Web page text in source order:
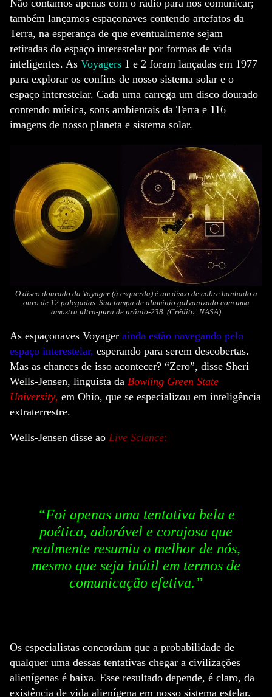
Não contamos apenas com o rádio para nos comunicar;
também lançamos espaçonaves contendo artefatos da
Terra, na esperança de que eventualmente sejam
retiradas do espaço interestelar por formas de vida
inteligentes. As Voyagers 1 e 2 foram lançadas em 1977
para explorar os confins de nosso sistema solar e o
espaço interestelar. Cada uma carrega um disco dourado
contendo música, sons ambientais da Terra e 116
imagens de nosso planeta e sistema solar.
O disco dourado da Voyager (à esquerda) é um disco de cobre banhado a
ouro de 12 polegadas. Sua tampa de alumínio galvanizado com uma
amostra ultra-pura de urânio-238. (Crédito: NASA)
As espaçonaves Voyager ainda estão navegando pelo
espaço interestelar, esperando para serem descobertas.
Mas as chances de isso acontecer? “Zero”, disse Sheri
Wells-Jensen, linguista da Bowling Green State
University, em Ohio, que se especializou em inteligência
extraterrestre.
Wells-Jensen disse ao Live Science:
“Foi apenas uma tentativa bela e
poética, adorável e corajosa que
realmente resumiu o melhor de nós,
mesmo que seja inútil em termos de
comunicação efetiva.”
Os especialistas concordam que a probabilidade de
qualquer uma dessas tentativas chegar a civilizações
alienígenas é baixa. Esse resultado depende, é claro, da
existência de vida alienígena em nosso sistema estelar.